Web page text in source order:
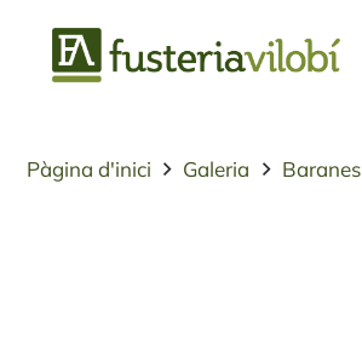
Pàgina d'inici Galeria Baranes